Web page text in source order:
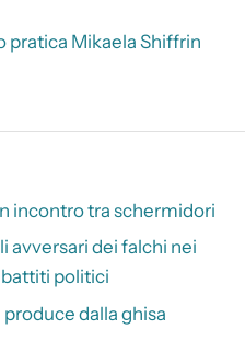
pratica Mikaela Shiffrin
incontro tra schermidori
avversari dei falchi nei
politici
produce dalla ghisa